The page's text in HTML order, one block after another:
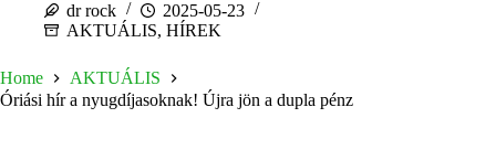
dr rock
2025-05-23
AKTUÁLIS, HÍREK
Home
AKTUÁLIS
Óriási hír a nyugdíjasoknak! Újra jön a dupla pénz